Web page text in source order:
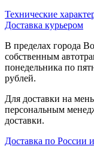
Технические
Доставка курьером
В пределах города
собственным
понедельника по
рублей.
Для доставки на
персональным
доставки.
Доставка по России